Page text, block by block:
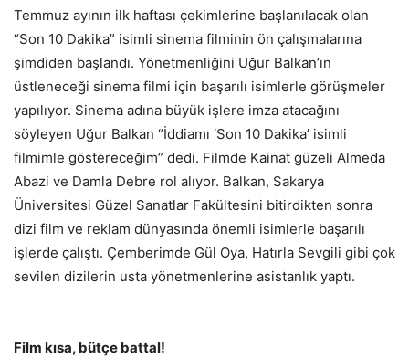
Temmuz ayının ilk haftası çekimlerine başlanılacak olan
“Son 10 Dakika” isimli sinema filminin ön çalışmalarına
şimdiden başlandı. Yönetmenliğini Uğur Balkan’ın
üstleneceği sinema filmi için başarılı isimlerle görüşmeler
yapılıyor. Sinema adına büyük işlere imza atacağını
söyleyen Uğur Balkan “İddiamı ‘Son 10 Dakika’ isimli
filmimle göstereceğim” dedi. Filmde Kainat güzeli Almeda
Abazi ve Damla Debre rol alıyor. Balkan, Sakarya
Üniversitesi Güzel Sanatlar Fakültesini bitirdikten sonra
dizi film ve reklam dünyasında önemli isimlerle başarılı
işlerde çalıştı. Çemberimde Gül Oya, Hatırla Sevgili gibi çok
sevilen dizilerin usta yönetmenlerine asistanlık yaptı.
Film kısa, bütçe battal!